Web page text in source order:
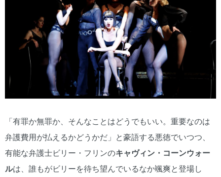
「有罪か無罪か、そんなことはどうでもいい。重要なのは
弁護費用が払えるかどうかだ」と豪語する悪徳でいつつ、
有能な弁護士ビリー・フリンのキャヴィン・コーンウォー
ルは、誰もがビリーを待ち望んでいるなか颯爽と登場し